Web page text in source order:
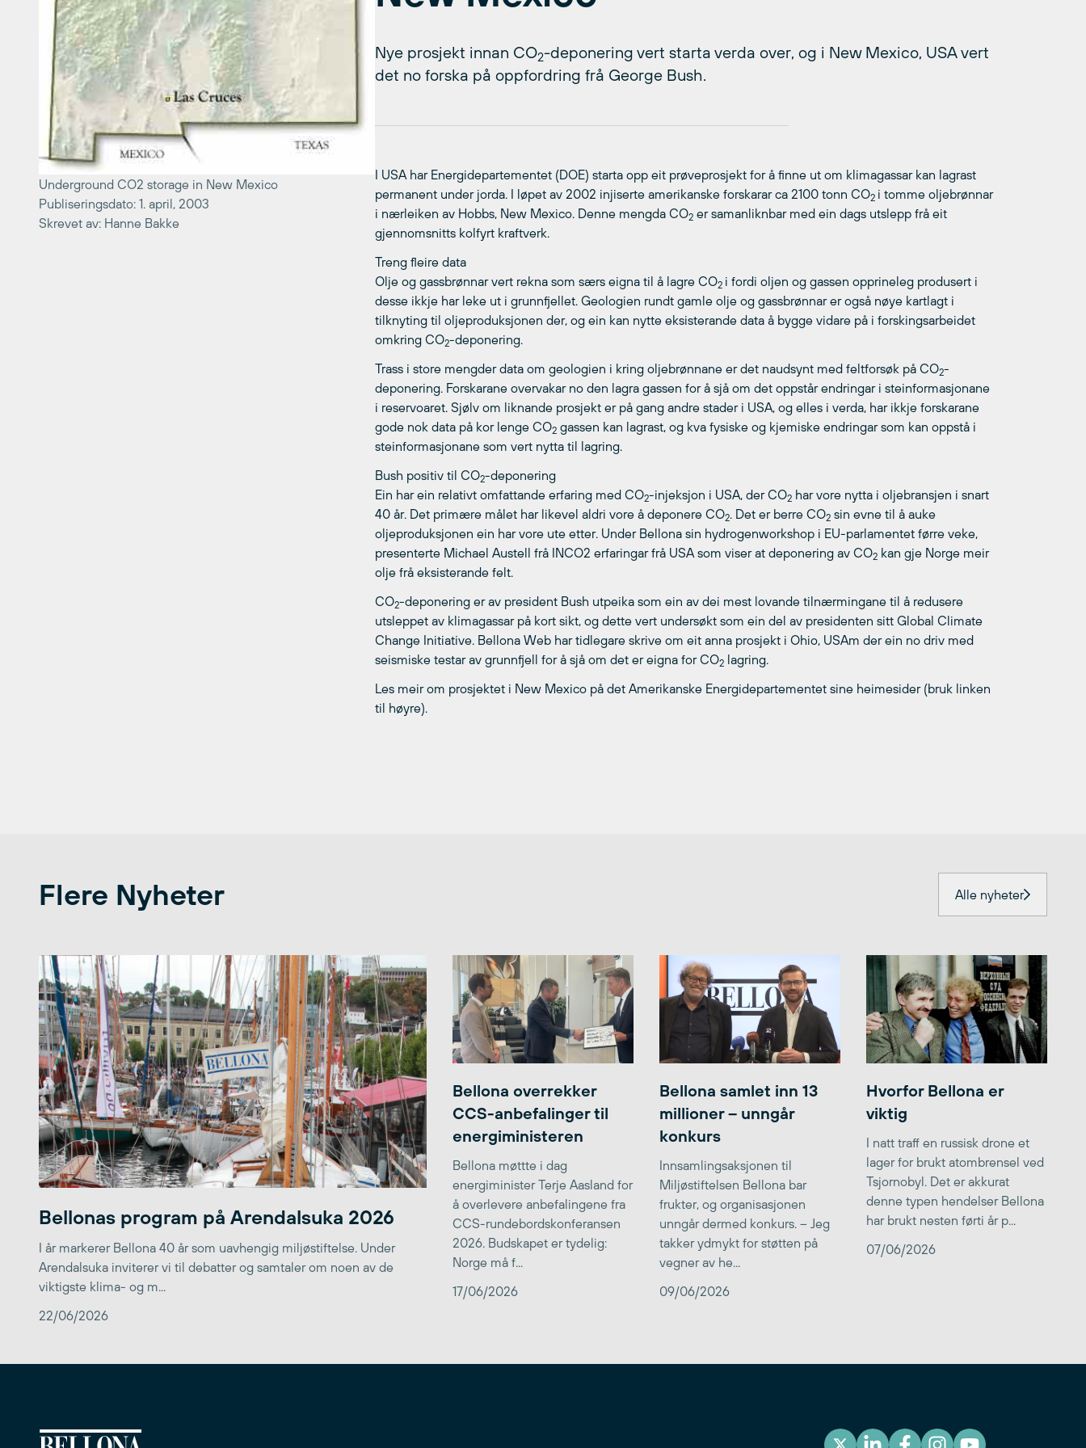
Underground CO2 storage in New Mexico
Publiseringsdato: 1. april, 2003
Skrevet av: Hanne Bakke
Nye prosjekt innan CO2-deponering vert starta verda over, og i New Mexico, USA vert
det no forska på oppfordring frå George Bush.
I USA har Energidepartementet (DOE) starta opp eit prøveprosjekt for å finne ut om klimagassar kan lagrast
permanent under jorda. I løpet av 2002 injiserte amerikanske forskarar ca 2100 tonn CO2 i tomme oljebrønnar
i nærleiken av Hobbs, New Mexico. Denne mengda CO2 er samanliknbar med ein dags utslepp frå eit
gjennomsnitts kolfyrt kraftverk.
Treng fleire data
Olje og gassbrønnar vert rekna som særs eigna til å lagre CO2 i fordi oljen og gassen opprineleg produsert i
desse ikkje har leke ut i grunnfjellet. Geologien rundt gamle olje og gassbrønnar er også nøye kartlagt i
tilknyting til oljeproduksjonen der, og ein kan nytte eksisterande data å bygge vidare på i forskingsarbeidet
omkring CO2-deponering.
Trass i store mengder data om geologien i kring oljebrønnane er det naudsynt med feltforsøk på CO2-
deponering. Forskarane overvakar no den lagra gassen for å sjå om det oppstår endringar i steinformasjonane
i reservoaret. Sjølv om liknande prosjekt er på gang andre stader i USA, og elles i verda, har ikkje forskarane
gode nok data på kor lenge CO2 gassen kan lagrast, og kva fysiske og kjemiske endringar som kan oppstå i
steinformasjonane som vert nytta til lagring.
Bush positiv til CO2-deponering
Ein har ein relativt omfattande erfaring med CO2-injeksjon i USA, der CO2 har vore nytta i oljebransjen i snart
40 år. Det primære målet har likevel aldri vore å deponere CO2. Det er berre CO2 sin evne til å auke
oljeproduksjonen ein har vore ute etter. Under Bellona sin hydrogenworkshop i EU-parlamentet førre veke,
presenterte Michael Austell frå INCO2 erfaringar frå USA som viser at deponering av CO2 kan gje Norge meir
olje frå eksisterande felt.
CO2-deponering er av president Bush utpeika som ein av dei mest lovande tilnærmingane til å redusere
utsleppet av klimagassar på kort sikt, og dette vert undersøkt som ein del av presidenten sitt Global Climate
Change Initiative. Bellona Web har tidlegare skrive om eit anna prosjekt i Ohio, USAm der ein no driv med
seismiske testar av grunnfjell for å sjå om det er eigna for CO2 lagring.
Les meir om prosjektet i New Mexico på det Amerikanske Energidepartementet sine heimesider (bruk linken
til høyre).
Flere Nyheter Alle nyheter
Bellonas program på Arendalsuka 2026
I år markerer Bellona 40 år som uavhengig miljøstiftelse. Under
Arendalsuka inviterer vi til debatter og samtaler om noen av de
viktigste klima- og m...
22/06/2026
Bellona overrekker
CCS-anbefalinger til
energiministeren
Bellona møttte i dag
energiminister Terje Aasland for
å overlevere anbefalingene fra
CCS-rundebordskonferansen
2026. Budskapet er tydelig:
Norge må f...
17/06/2026
Bellona samlet inn 13
millioner – unngår
konkurs
Innsamlingsaksjonen til
Miljøstiftelsen Bellona bar
frukter, og organisasjonen
unngår dermed konkurs. – Jeg
takker ydmykt for støtten på
vegner av he...
09/06/2026
Hvorfor Bellona er
viktig
I natt traff en russisk drone et
lager for brukt atombrensel ved
Tsjornobyl. Det er akkurat
denne typen hendelser Bellona
har brukt nesten førti år p...
07/06/2026